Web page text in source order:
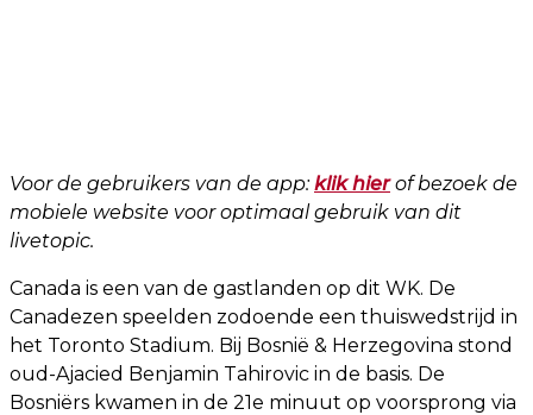
Voor de gebruikers van de app:klik hierof bezoek de
mobiele website voor optimaal gebruik van dit
livetopic.
Canada is een van de gastlanden op dit WK. De
Canadezen speelden zodoende een thuiswedstrijd in
het Toronto Stadium. Bij Bosnië & Herzegovina stond
oud-Ajacied Benjamin Tahirovic in de basis. De
Bosniërs kwamen in de 21e minuut op voorsprong via